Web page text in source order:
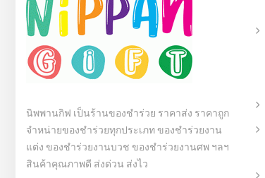
นิพพานกิฟ เป็นร้านของชำร่วย ราคาส่ง ราคาถูก
จำหน่ายของชำร่วยทุกประเภท ของชำร่วยงาน
แต่ง ของชำร่วยงานบวช ของชำร่วยงานศพ ฯลฯ
สินค้าคุณภาพดี ส่งด่วน ส่งไว